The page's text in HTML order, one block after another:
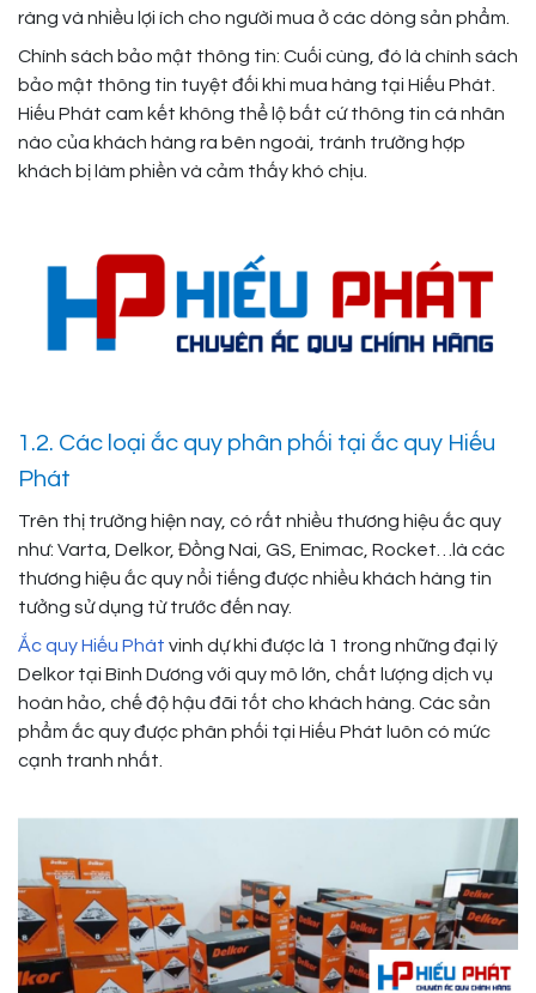
ràng và nhiều lợi ích cho người mua ở các dòng sản phẩm.
Chính sách bảo mật thông tin: Cuối cùng, đó là chính sách
bảo mật thông tin tuyệt đối khi mua hàng tại Hiếu Phát.
Hiếu Phát cam kết không thể lộ bất cứ thông tin cá nhân
nào của khách hàng ra bên ngoài, tránh trường hợp
khách bị làm phiền và cảm thấy khó chịu.
1.2. Các loại ắc quy phân phối tại ắc quy Hiếu
Phát
Trên thị trường hiện nay, có rất nhiều thương hiệu ắc quy
như: Varta, Delkor, Đồng Nai, GS, Enimac, Rocket…là các
thương hiệu ắc quy nổi tiếng được nhiều khách hàng tin
tưởng sử dụng từ trước đến nay.
Ắc quy Hiếu Phát vinh dự khi được là 1 trong những đại lý
Delkor tại Bình Dương với quy mô lớn, chất lượng dịch vụ
hoàn hảo, chế độ hậu đãi tốt cho khách hàng. Các sản
phẩm ắc quy được phân phối tại Hiếu Phát luôn có mức
cạnh tranh nhất.